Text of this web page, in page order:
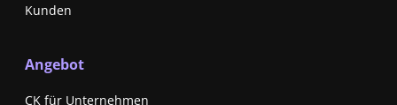
Kunden
Angebot
CK für Unternehmen